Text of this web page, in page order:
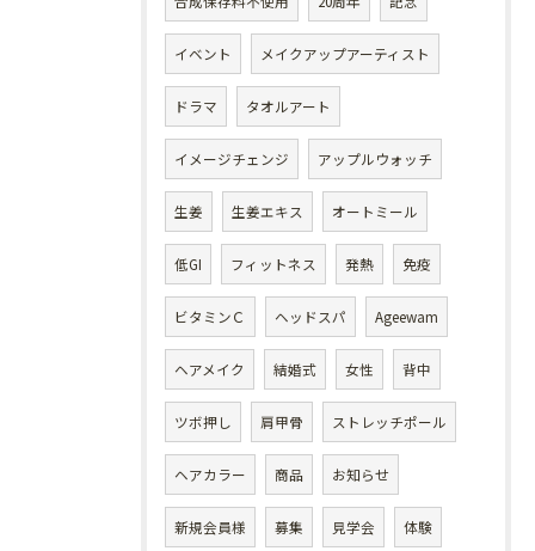
イベント メイクアップアーティスト
ドラマ タオルアート
イメージチェンジ アップルウォッチ
生姜 生姜エキス オートミール
低GI フィットネス 発熱 免疫
ビタミンＣ ヘッドスパ Ageewam
ヘアメイク 結婚式 女性 背中
ツボ押し 肩甲骨 ストレッチポール
ヘアカラー 商品 お知らせ
新規会員様 募集 見学会 体験